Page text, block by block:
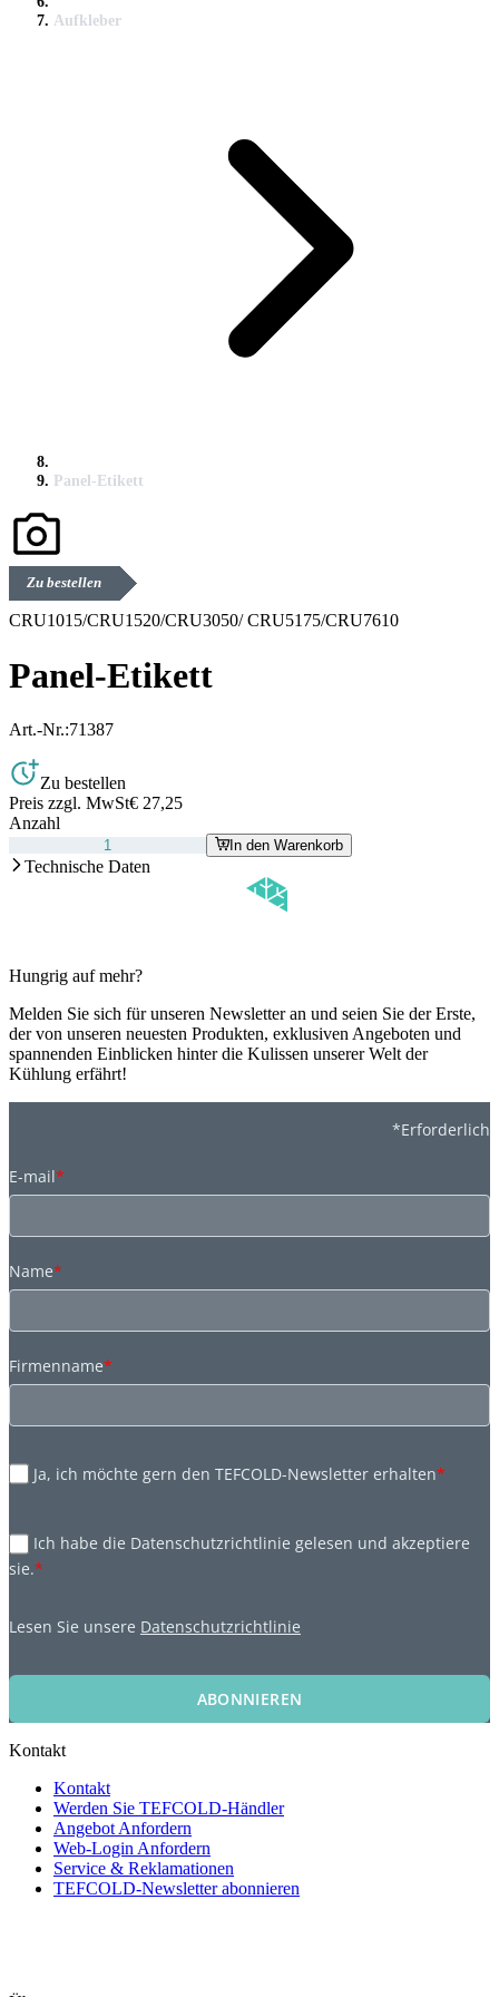
Aufkleber
Panel-Etikett
Zu bestellen
CRU1015/CRU1520/CRU3050/ CRU5175/CRU7610
Panel-Etikett
Art.-Nr.:71387
Zu bestellen
Preis zzgl. MwSt€ 27,25
Anzahl
In den Warenkorb
Technische Daten
Hungrig auf mehr?
Melden Sie sich für unseren Newsletter an und seien Sie der Erste,
der von unseren neuesten Produkten, exklusiven Angeboten und
spannenden Einblicken hinter die Kulissen unserer Welt der
Kühlung erfährt!
*Erforderlich
E-mail*
Name*
Firmenname*
Ja, ich möchte gern den TEFCOLD-Newsletter erhalten*
Ich habe die Datenschutzrichtlinie gelesen und akzeptiere
sie.*
Lesen Sie unsere Datenschutzrichtlinie
ABONNIEREN
Kontakt
Kontakt
Werden Sie TEFCOLD-Händler
Angebot Anfordern
Web-Login Anfordern
Service & Reklamationen
TEFCOLD-Newsletter abonnieren